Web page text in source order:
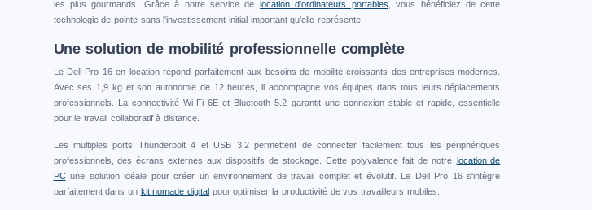
les plus gourmands. Grâce à notre service de location d'ordinateurs portables , vous bénéficiez de cette
technologie de pointe sans l'investissement initial important qu'elle représente.
Une solution de mobilité professionnelle complète
Le Dell Pro 16 en location répond parfaitement aux besoins de mobilité croissants des entreprises modernes.
Avec ses 1,9 kg et son autonomie de 12 heures, il accompagne vos équipes dans tous leurs déplacements
professionnels. La connectivité Wi-Fi 6E et Bluetooth 5.2 garantit une connexion stable et rapide, essentielle
pour le travail collaboratif à distance.
Les multiples ports Thunderbolt 4 et USB 3.2 permettent de connecter facilement tous les périphériques
professionnels, des écrans externes aux dispositifs de stockage. Cette polyvalence fait de notre location de
PCune solution idéale pour créer un environnement de travail complet et évolutif. Le Dell Pro 16 s'intègre
parfaitement dans un kit nomade digital pour optimiser la productivité de vos travailleurs mobiles.